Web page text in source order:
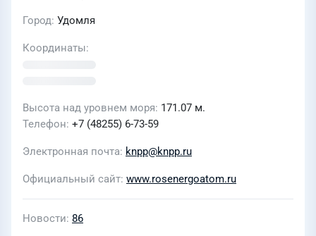
Город Удомля
Координаты
Высота над уровнем моря 171.07 м.
Телефон +7 (48255) 6-73-59
Электронная почта knpp@knpp.ru
Официальный сайт www.rosenergoatom.ru
Новости 86